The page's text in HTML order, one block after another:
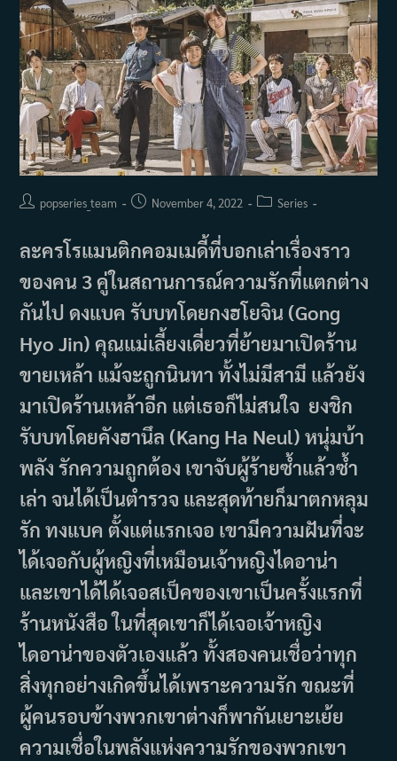
Postpopseries_team
PostNovember 4, 2022
PostSeries
ละครโรแมนติกคอมเมดี้ที่บอกเล่าเรื่องราว
ของคน 3 คู่ในสถานการณ์ความรักที่แตกต่าง
กันไป ดงแบค รับบทโดยกงฮโยจิน (Gong
Hyo Jin) คุณแม่เลี้ยงเดี่ยวที่ย้ายมาเปิดร้าน
ขายเหล้า แม้จะถูกนินทา ทั้งไม่มีสามี แล้วยัง
มาเปิดร้านเหล้าอีก แต่เธอก็ไม่สนใจ ยงชิก
รับบทโดยคังฮานึล (Kang Ha Neul) หนุ่มบ้า
พลัง รักความถูกต้อง เขาจับผู้ร้ายซ้ำแล้วซ้ำ
เล่า จนได้เป็นตำรวจ และสุดท้ายก็มาตกหลุม
รัก ทงแบค ตั้งแต่แรกเจอ เขามีความฝันที่จะ
ได้เจอกับผู้หญิงที่เหมือนเจ้าหญิงไดอาน่า
และเขาได้ได้เจอสเป็คของเขาเป็นครั้งแรกที่
ร้านหนังสือ ในที่สุดเขาก็ได้เจอเจ้าหญิง
ไดอาน่าของตัวเองแล้ว ทั้งสองคนเชื่อว่าทุก
สิ่งทุกอย่างเกิดขึ้นได้เพราะความรัก ขณะที่
ผู้คนรอบข้างพวกเขาต่างก็พากันเยาะเย้ย
ความเชื่อในพลังแห่งความรักของพวกเขา